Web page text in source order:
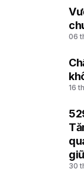
06
16
30